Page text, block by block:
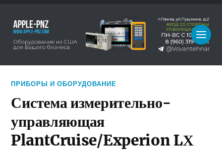
ПРИБОРЫ И ОБОРУДОВАНИЕ
Система измерительно-
управляющая
PlantCruise/Experion LХ